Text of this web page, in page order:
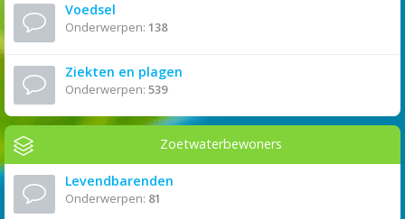
Voedsel
Onderwerpen: 138
Ziekten en plagen
Onderwerpen: 539
Zoetwaterbewoners
Levendbarenden
Onderwerpen: 81